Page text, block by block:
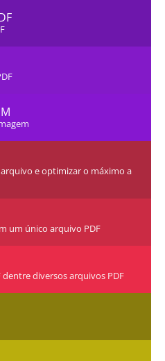
e optimizar o máximo a
um único arquivo PDF
dentre diversos arquivos PDF